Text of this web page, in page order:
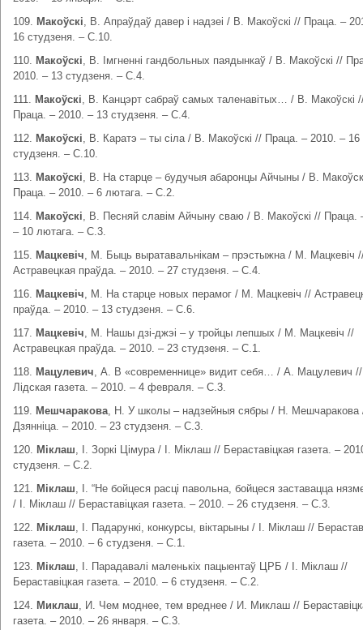
109. Макоўскі, В. Апраўдаў давер і надзеі / В. Макоўскі // Праца. –
16 студзеня. – С.10.
110. Макоўскі, В. Імгненні гандбольных паядынкаў / В. Макоўскі //
2010. – 13 студзеня. – С.4.
111. Макоўскі, В. Канцэрт сабраў самых таленавітых… / В. Макоўскі
Праца. – 2010. – 13 студзеня. – С.4.
112. Макоўскі, В. Каратэ – ты сіла / В. Макоўскі // Праца. – 2010. – 16
студзеня. – С.10.
113. Макоўскі, В. На старце – будучыя абаронцы Айчыны / В.
Праца. – 2010. – 6 лютага. – С.2.
114. Макоўскі, В. Песняй славім Айчыну сваю / В. Макоўскі // Праца.
– 10 лютага. – С.3.
115. Мацкевіч, М. Быць выратавальнікам – прэстыжна / М. Мацкевіч
Астравецкая праўда. – 2010. – 27 студзеня. – С.4.
116. Мацкевіч, М. На старце новых перамог / М. Мацкевіч //
праўда. – 2010. – 13 студзеня. – С.6.
117. Мацкевіч, М. Нашы дзі-джэі – у тройцы лепшых / М. Мацкевіч //
Астравецкая праўда. – 2010. – 23 студзеня. – С.1.
118. Мацулевич, А. В «современнице» видит себя… / А. Мацулевич //
Лідская газета. – 2010. – 4 февраля. – С.3.
119. Мешчаракова, Н. У школы – надзейныя сябры / Н. Мешчаракова
Дзянніца. – 2010. – 23 студзеня. – С.3.
120. Міклаш, І. Зоркі Цімура / І. Міклаш // Бераставіцкая газета. –
студзеня. – С.2.
121. Міклаш, І. “Не бойцеся расці павольна, бойцеся заставацца
/ І. Міклаш // Бераставіцкая газета. – 2010. – 26 студзеня. – С.3.
122. Міклаш, І. Падарункі, конкурсы, віктарыны / І. Міклаш //
газета. – 2010. – 6 студзеня. – С.1.
123. Міклаш, І. Парадавалі маленькіх пацыентаў ЦРБ / І. Міклаш //
Бераставіцкая газета. – 2010. – 6 студзеня. – С.2.
124. Миклаш, И. Чем моднее, тем вреднее / И. Миклаш //
газета. – 2010. – 26 января. – С.3.